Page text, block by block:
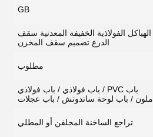
GB
الهياكل الفولاذية الخفيفة المعدنية سقف
الدرع تصميم سقف المخزن
مطلوب
باب PVC / باب فولاذي / باب فولاذي
ملون / باب لوحة ساندوتش / باب عجلات
تراجع الساخنة المجلفن أو المطلي